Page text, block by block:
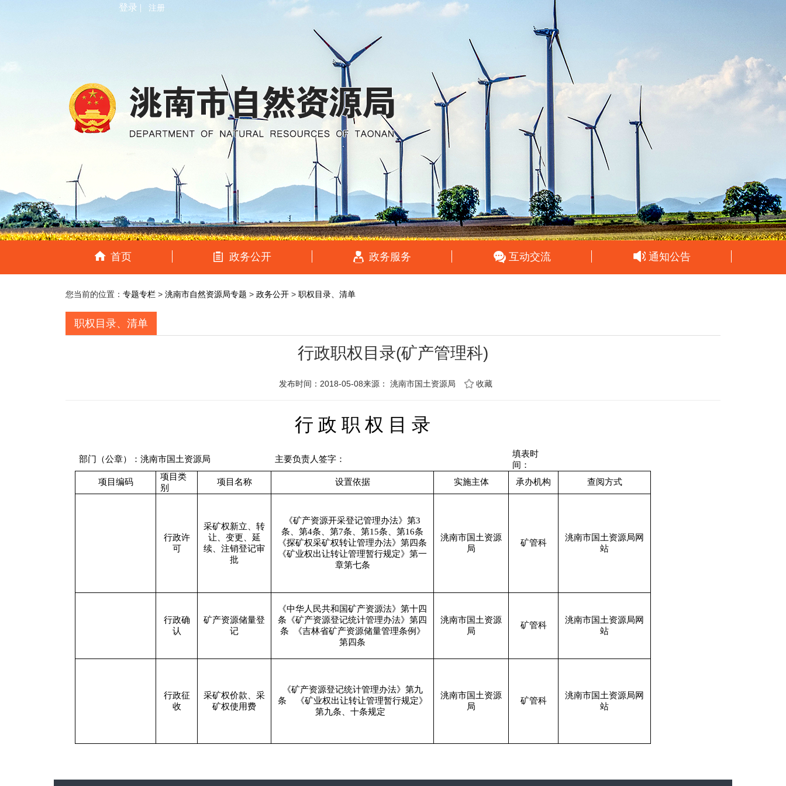
登录 | 注册
首页 政务公开 政务服务 互动交流 通知公告
您当前的位置： 专题专栏 > 洮南市自然资源局专题 > 政务公开 > 职权目录、清单
职权目录、清单
行政职权目录(矿产管理科)
发布时间：2018-05-08来源： 洮南市国土资源局 收藏
行 政 职 权 目 录
部门（公章）：洮南市国土资源局 主要负责人签字：
填表时
间：
项目编码
项目类
别
项目名称 设置依据 实施主体 承办机构 查阅方式
行政许
可
采矿权新立、转
让、变更、延
续、注销登记审
批
《矿产资源开采登记管理办法》第3
条、第4条、第7条、第15条、第16条
《探矿权采矿权转让管理办法》第四条
《矿业权出让转让管理暂行规定》第一
章第七条
洮南市国土资源
局
矿管科
洮南市国土资源局网
站
行政确
认
矿产资源储量登
记
《中华人民共和国矿产资源法》第十四
条《矿产资源登记统计管理办法》第四
条
《吉林省矿产资源储量管理条例》
第四条
洮南市国土资源
局
矿管科
洮南市国土资源局网
站
行政征
收
采矿权价款、采
矿权使用费
《矿产资源登记统计管理办法》第九
条
《矿业权出让转让管理暂行规定》
第九条、十条规定
洮南市国土资源
局
矿管科
洮南市国土资源局网
站